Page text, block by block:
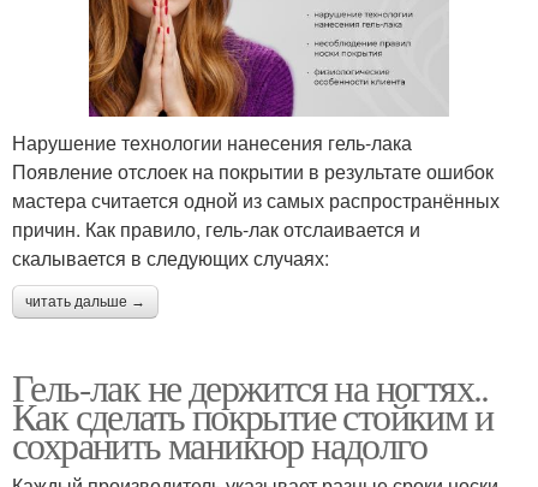
Нарушение технологии нанесения гель-лака
Появление отслоек на покрытии в результате ошибок
мастера считается одной из самых распространённых
причин. Как правило, гель-лак отслаивается и
скалывается в следующих случаях:
читать дальше →
Гель-лак не держится на ногтях..
Как сделать покрытие стойким и
сохранить маникюр надолго